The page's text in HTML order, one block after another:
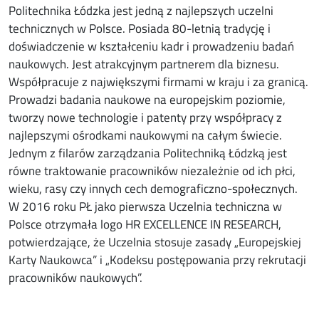
Politechnika Łódzka jest jedną z najlepszych uczelni
technicznych w Polsce. Posiada 80-letnią tradycję i
doświadczenie w kształceniu kadr i prowadzeniu badań
naukowych. Jest atrakcyjnym partnerem dla biznesu.
Współpracuje z największymi firmami w kraju i za granicą.
Prowadzi badania naukowe na europejskim poziomie,
tworzy nowe technologie i patenty przy współpracy z
najlepszymi ośrodkami naukowymi na całym świecie.
Jednym z filarów zarządzania Politechniką Łódzką jest
równe traktowanie pracowników niezależnie od ich płci,
wieku, rasy czy innych cech demograficzno-społecznych.
W 2016 roku PŁ jako pierwsza Uczelnia techniczna w
Polsce otrzymała logo HR EXCELLENCE IN RESEARCH,
potwierdzające, że Uczelnia stosuje zasady „Europejskiej
Karty Naukowca” i „Kodeksu postępowania przy rekrutacji
pracowników naukowych”.